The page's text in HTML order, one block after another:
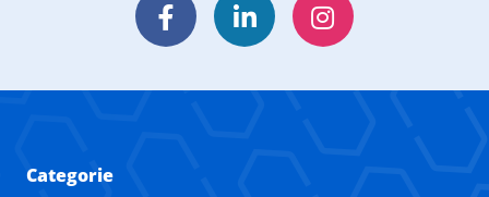
FacebookLinkedInInstagram
Categorie